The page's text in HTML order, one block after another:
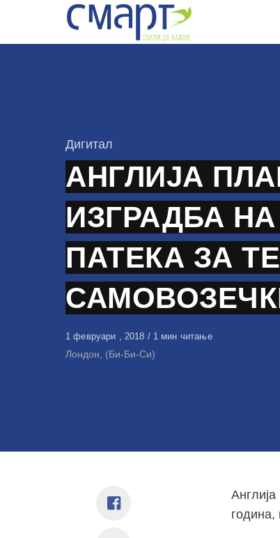
КАтегорија
Дигитал
АНГЛИЈА
ИЗГРАДБА
ПАТЕКА ЗА
Објавено
на
1 февруари , 2018 1 мин читање
Лондон, (Би-Би-Си)
година,